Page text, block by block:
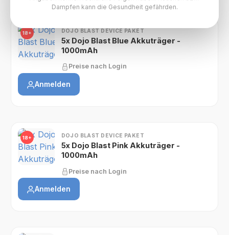
18+ DOJO BLAST DEVICE PAKET
5x Dojo Blast Blue Akkuträger -
1000mAh
Preise nach Login
Anmelden
18+ DOJO BLAST DEVICE PAKET
5x Dojo Blast Pink Akkuträger -
1000mAh
Preise nach Login
Anmelden
Dampfen kann die Gesundheit gefährden.